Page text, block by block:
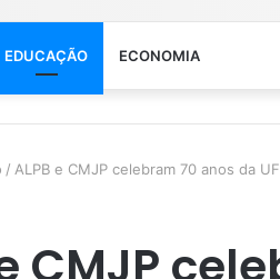
EDUCAÇÃO ECONOMIA
/ ALPB e CMJP celebram 70 anos da
CMJP